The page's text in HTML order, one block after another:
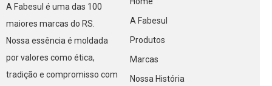
A Fabesul é uma das 100
maiores marcas do RS.
Nossa essência é moldada
por valores como ética,
tradição e compromisso com
A Fabesul
Produtos
Marcas
Nossa História